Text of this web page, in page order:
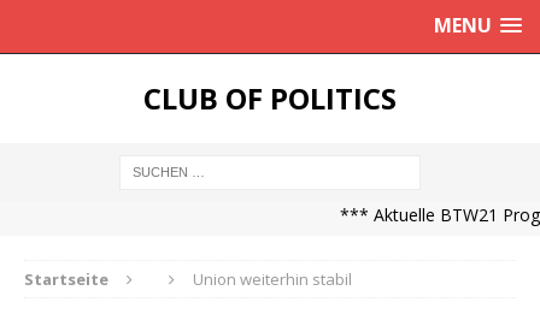
MENU
CLUB OF POLITICS
*** Aktuelle BTW21
Startseite Union weiterhin stabil